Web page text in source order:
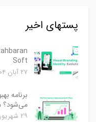
پستهای اخیر
Soft
۲۷ آبان ۱۴۰۴
می‌شود؟
۲۹ شهریور ۱۴۰۴